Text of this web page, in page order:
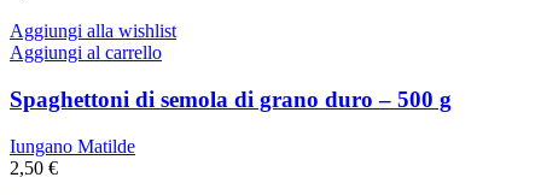
Aggiungi alla wishlist
Aggiungi al carrello
Spaghettoni di semola di grano duro – 500 g
Iungano Matilde
2,50 €